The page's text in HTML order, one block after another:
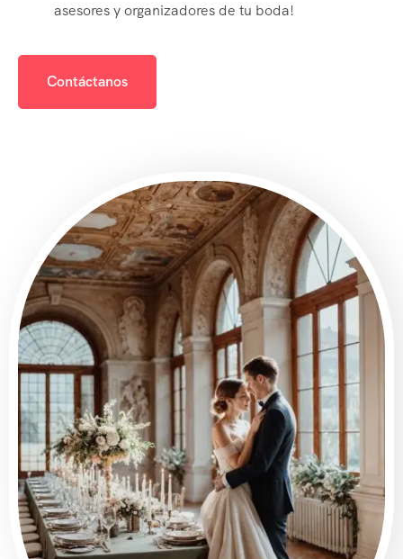
asesores y organizadores de tu boda!
Contáctanos